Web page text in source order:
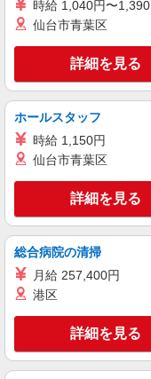
時給 1,040円〜1,390
仙台市青葉区
詳細を見る
ホールスタッフ
時給 1,150円
仙台市青葉区
詳細を見る
総合病院の清掃
月給 257,400円
港区
詳細を見る